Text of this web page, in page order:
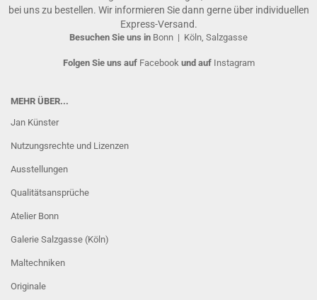
bei uns zu bestellen. Wir informieren Sie dann gerne über individuellen
Express-Versand.
Besuchen Sie uns in Bonn | Köln, Salzgasse
Folgen Sie uns auf Facebook und auf Instagram
MEHR ÜBER...
Jan Künster
Nutzungsrechte und Lizenzen
Ausstellungen
Qualitätsansprüche
Atelier Bonn
Galerie Salzgasse (Köln)
Maltechniken
Originale